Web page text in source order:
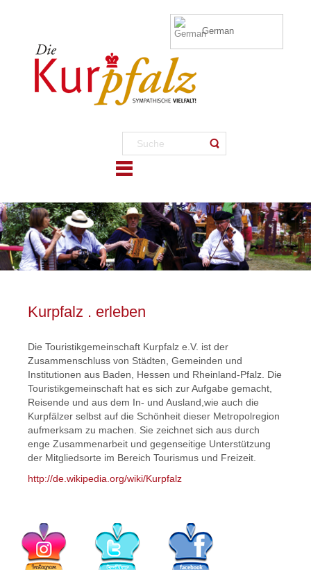
German
Kurpfalz . erleben
Die Touristikgemeinschaft Kurpfalz e.V. ist der
Zusammenschluss von Städten, Gemeinden und
Institutionen aus Baden, Hessen und Rheinland-Pfalz. Die
Touristikgemeinschaft hat es sich zur Aufgabe gemacht,
Reisende und aus dem In- und Ausland,wie auch die
Kurpfälzer selbst auf die Schönheit dieser Metropolregion
aufmerksam zu machen. Sie zeichnet sich aus durch
enge Zusammenarbeit und gegenseitige Unterstützung
der Mitgliedsorte im Bereich Tourismus und Freizeit.
http://de.wikipedia.org/wiki/Kurpfalz